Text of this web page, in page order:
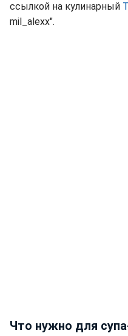
ссылкой на кулинарный
mil_alexx".
Что нужно для